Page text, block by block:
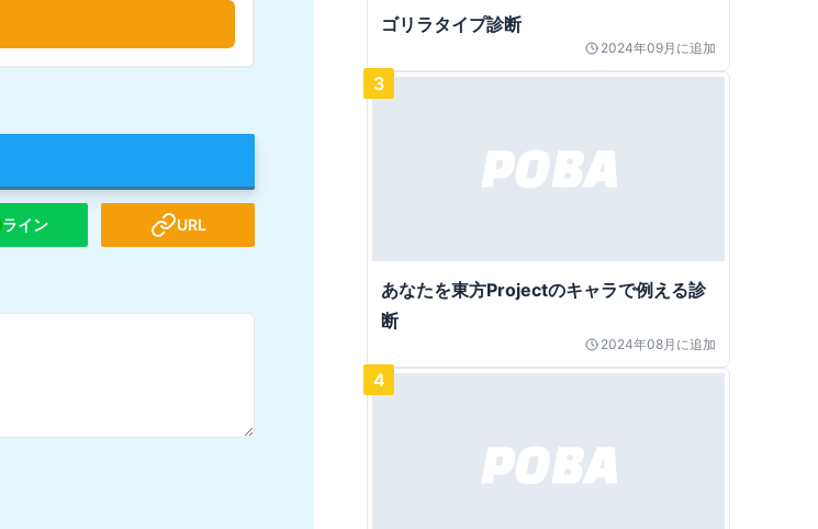
ライン URL
ゴリラタイプ診断
2024年09月 に追加
3
あなたを東方Projectのキャラで例える診
断
2024年08月 に追加
4